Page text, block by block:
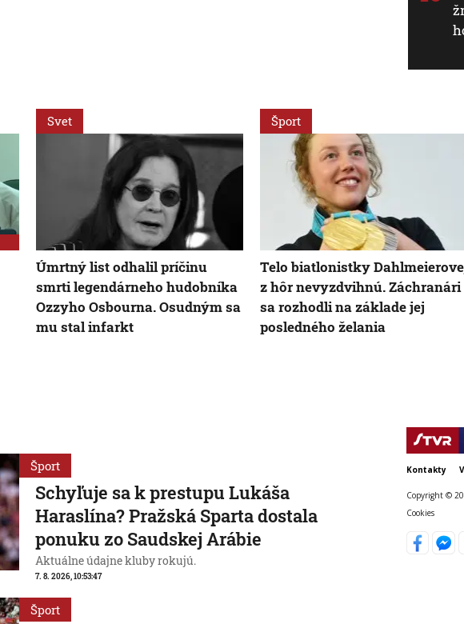
Svet
Úmrtný list odhalil príčinu
smrti legendárneho hudobníka
Ozzyho Osbourna. Osudným sa
mu stal infarkt
Šport
Telo biatlonistky
z hôr nevyzdvihnú. Záchranári
sa rozhodli na základe jej
posledného želania
Šport
Schyľuje sa k prestupu Lukáša
Haraslína? Pražská Sparta dostala
ponuku zo Saudskej Arábie
Aktuálne údajne kluby rokujú.
7. 8. 2026, 10:53:47
Šport
Kontakty
Copyright ©
Cookies